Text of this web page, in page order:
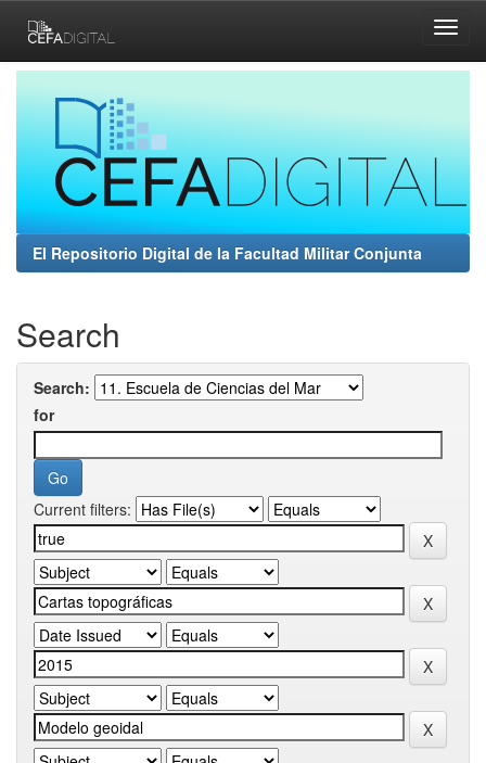
navigation
El Repositorio Digital de la Facultad Militar Conjunta
Search
Search:
for
Current filters: